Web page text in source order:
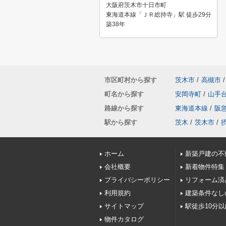
大阪府茨木市十日市町
東海道本線「ＪＲ総持寺」駅 徒歩29分
築38年
市区町村から探す 茨木市 / 高槻市 /
町名から探す
安岡寺町 / 山手
路線から探す
東海道本線 / 阪
駅から探す
茨木 / 茨木市 /
ホーム
会社概要
プライバシーポリシー
利用規約
サイトマップ
物件カタログ
新築戸建の
新着物件特集
リフォーム
建築条件な
駅徒歩10分